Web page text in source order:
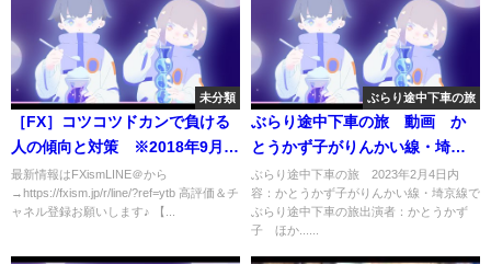
未分類
［FX］コツコツドカンで負ける
人の傾向と対策 ※2018年9月
24日
最新情報はFXismLINE＠から
→https://fxism.jp/r/line/?ref=ytb 高評価＆チ
ャネル登録お願いします♪ 【...
ぶらり途中下車の旅
ぶらり途中下車の旅 動画 か
とうかず子がりんかい線・埼京
線でぶらり中下車の旅 2月4日
ぶらり途中下車の旅 2023年2月4日内
容：かとうかず子がりんかい線・埼京線で
ぶらり途中下車の旅出演者：かとうかず
子 ほか......